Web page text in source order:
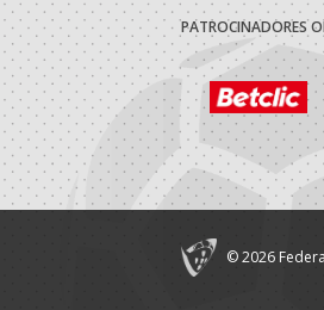
PATROCINADORES
© 2026